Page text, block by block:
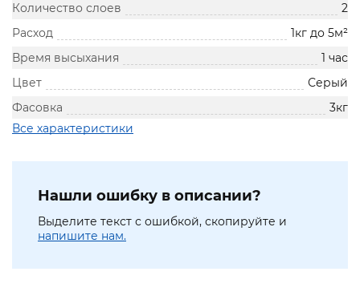
Количество слоев
2
Расход
1кг до 5м²
Время высыхания
1 час
Цвет
Серый
Фасовка
3кг
Все характеристики
Нашли ошибку в описании?
Выделите текст с ошибкой, скопируйте и
напишите нам.